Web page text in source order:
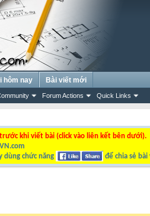
Forum Actions Quick Links
hôm nay Bài viết mới
khi viết bài (click vào liên kết bên dưới).
dùng chức năng để chia sẻ